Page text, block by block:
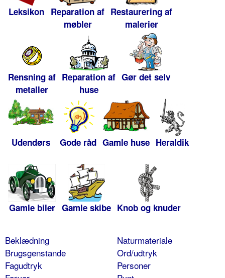
Leksikon Reparation af
møbler
Restaurering af
malerier
Rensning af
metaller
Reparation af
huse
Gør det selv
Udendørs Gode råd Gamle huse Heraldik
Gamle biler Gamle skibe Knob og knuder
Beklædning
Brugsgenstande
Fagudtryk
Naturmateriale
Ord/udtryk
Personer